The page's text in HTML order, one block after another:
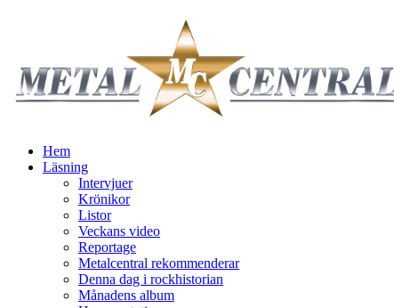
Hem
Läsning
Intervjuer
Krönikor
Listor
Veckans video
Reportage
Metalcentral rekommenderar
Denna dag i rockhistorian
Månadens album